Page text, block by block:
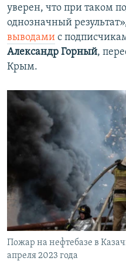
уверен, что при таком
однозначный
выводами с
Александр Горный,
Крым.
Пожар на нефтебазе в
апреля 2023 года